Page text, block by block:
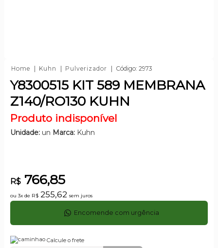
Home Kuhn Pulverizador Código: 2973
Y8300515 KIT 589 MEMBRANA
Z140/RO130 KUHN
Produto indisponível
Unidade:un Marca:Kuhn
R$766,85
ou 3x de R$255,62 sem juros
Encomende com urgência
Calcule o frete